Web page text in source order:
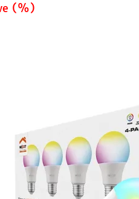
(%)